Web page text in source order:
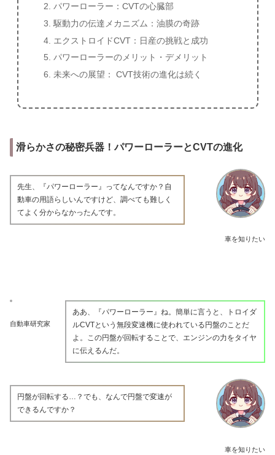
パワーローラー：CVTの心臓部
駆動力の伝達メカニズム：油膜の奇跡
エクストロイドCVT：日産の挑戦と成功
パワーローラーのメリット・デメリット
未来への展望： CVT技術の進化は続く
滑らかさの秘密兵器！パワーローラーとCVTの進化
車を知りたい
先生、『パワーローラー』ってなんですか？自
動車の用語らしいんですけど、調べても難しく
てよく分からなかったんです。
自動車研究家
ああ、『パワーローラー』ね。簡単に言うと、トロイダ
ルCVTという無段変速機に使われている円盤のことだ
よ。この円盤が回転することで、エンジンの力をタイヤ
に伝えるんだ。
車を知りたい
円盤が回転する…？でも、なんで円盤で変速が
できるんですか？